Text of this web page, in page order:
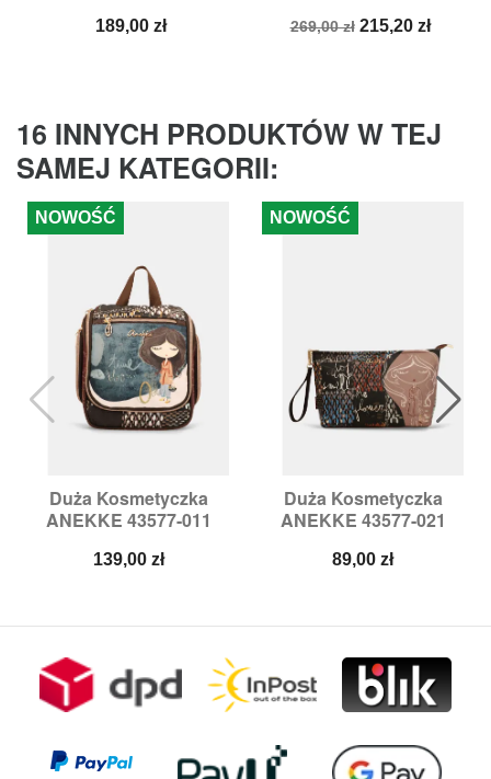
Cena
189,00 zł
Cena
269,00 zł Cena
215,20 zł
16 INNYCH PRODUKTÓW W TEJ
SAMEJ KATEGORII:
Duża Kosmetyczka
ANEKKE 43577-011
Cena
139,00 zł
NOWOŚĆ
Duża Kosmetyczka
ANEKKE 43577-021
Cena
89,00 zł
NOWOŚĆ